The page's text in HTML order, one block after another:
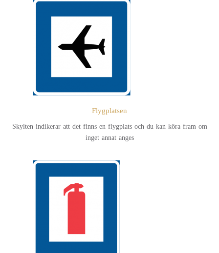
Flygplatsen
Skylten indikerar att det finns en flygplats och du kan köra fram om
inget annat anges